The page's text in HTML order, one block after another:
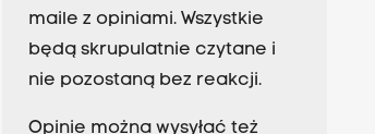
maile z opiniami. Wszystkie
będą skrupulatnie czytane i
nie pozostaną bez reakcji.
Opinie można wysyłać też